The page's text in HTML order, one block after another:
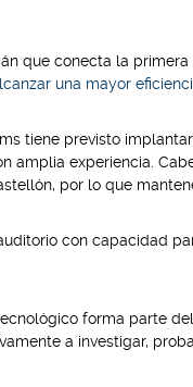
que conecta la
una mayor
tiene previsto
amplia experiencia.
por lo que
con capacidad
forma parte
a investigar,